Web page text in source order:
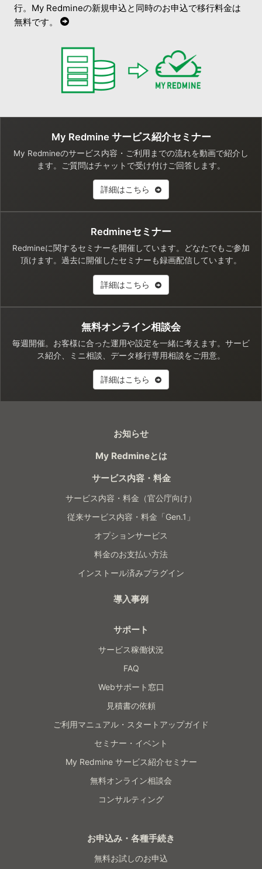
行。My Redmineの新規申込と同時のお申込で移行料金は
無料です。
My Redmine サービス紹介セミナー
My Redmineのサービス内容・ご利用までの流れを動画で紹介し
ます。ご質問はチャットで受け付けご回答します。
詳細はこちら
Redmineセミナー
Redmineに関するセミナーを開催しています。どなたでもご参加
頂けます。過去に開催したセミナーも録画配信しています。
詳細はこちら
無料オンライン相談会
毎週開催。お客様に合った運用や設定を一緒に考えます。サービ
ス紹介、ミニ相談、データ移行専用相談をご用意。
詳細はこちら
お知らせ
My Redmineとは
サービス内容・料金
サービス内容・料金（官公庁向け）
従来サービス内容・料金「Gen.1」
オプションサービス
料金のお支払い方法
インストール済みプラグイン
導入事例
サポート
サービス稼働状況
FAQ
Webサポート窓口
見積書の依頼
ご利用マニュアル・スタートアップガイド
セミナー・イベント
My Redmine サービス紹介セミナー
無料オンライン相談会
コンサルティング
お申込み・各種手続き
無料お試しのお申込